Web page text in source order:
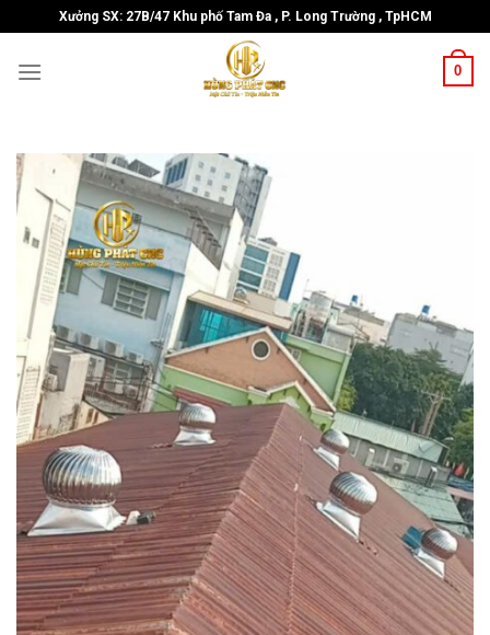
to
content
Xưởng SX: 27B/47 Khu phố Tam Đa , P. Long Trường , TpHCM
0